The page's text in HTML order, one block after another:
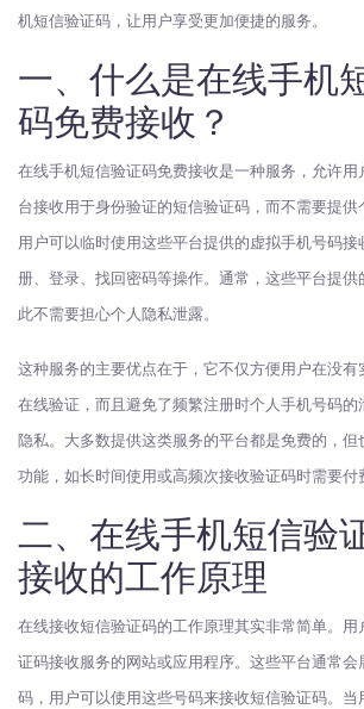
机短信验证码，让用户享受更加便捷的服务。
一、什么是在线手机
码免费接收？
在线手机短信验证码免费接收是一种服务，允许
台接收用于身份验证的短信验证码，而不需要提供
用户可以临时使用这些平台提供的虚拟手机号码接
册、登录、找回密码等操作。通常，这些平台提供
此不需要担心个人隐私泄露。
这种服务的主要优点在于，它不仅方便用户在没
在线验证，而且避免了频繁注册时个人手机号码的
隐私。大多数提供这类服务的平台都是免费的，但
功能，如长时间使用或高频次接收验证码时需要付
二、在线手机短信验
接收的工作原理
在线接收短信验证码的工作原理其实非常简单。
证码接收服务的网站或应用程序。这些平台通常会
码，用户可以使用这些号码来接收短信验证码。